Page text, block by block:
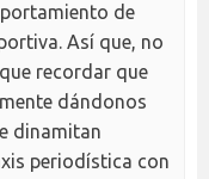
de
Así que, no
recordar que
dándonos
dinamitan
periodística con